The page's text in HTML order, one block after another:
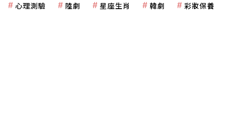
心理測驗 陸劇 星座生肖 韓劇 彩妝保養